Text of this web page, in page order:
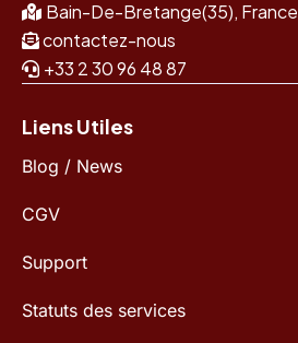
Bain-De-Bretange(35), France
contactez-nous
+33 2 30 96 48 87
Liens Utiles
Blog / News
CGV
Support
Statuts des services